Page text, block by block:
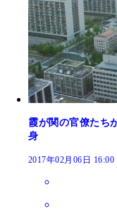
霞が関の官僚たち
身
2017年02月06日 16:00